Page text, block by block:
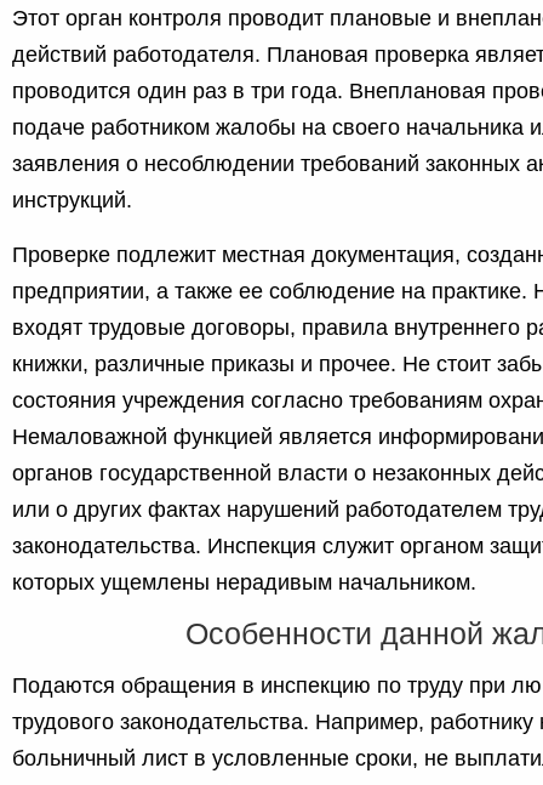
Этот орган контроля проводит плановые и
действий работодателя. Плановая проверка
проводится один раз в три года. Внеплановая
подаче работником жалобы на своего начальника
заявления о несоблюдении требований законных
инструкций.
Проверке подлежит местная документация,
предприятии, а также ее соблюдение на
входят трудовые договоры, правила внутреннего
книжки, различные приказы и прочее. Не стоит
состояния учреждения согласно требованиям
Немаловажной функцией является
органов государственной власти о незаконных
или о других фактах нарушений работодателем
законодательства. Инспекция служит органом
которых ущемлены нерадивым начальником.
Особенности данной
Подаются обращения в инспекцию по труду при
трудового законодательства. Например,
больничный лист в условленные сроки, не